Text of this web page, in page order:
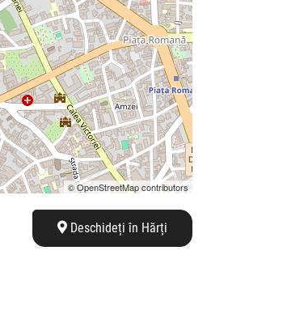
© OpenStreetMap contributors
Deschideți în Hărți